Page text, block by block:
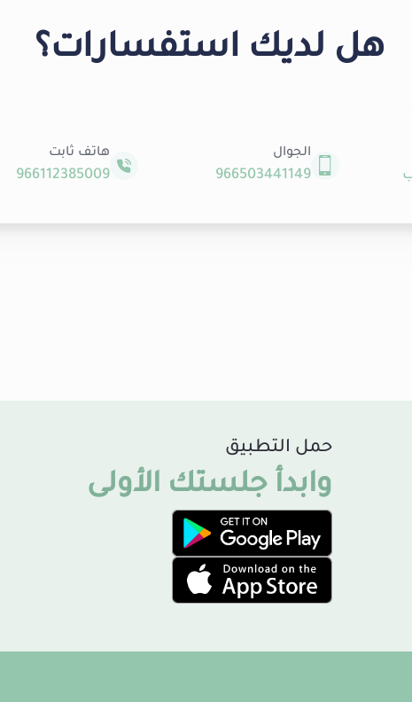
هل لديك استفسارات؟
الجوال
966503441149
هاتف ثابت
966112385009
حمل التطبيق
وابدأ جلستك الأولى